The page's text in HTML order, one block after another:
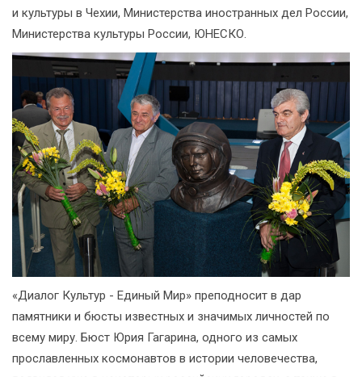
и культуры в Чехии, Министерства иностранных дел России,
Министерства культуры России, ЮНЕСКО.
«Диалог Культур - Единый Мир» преподносит в дар
памятники и бюсты известных и значимых личностей по
всему миру. Бюст Юрия Гагарина, одного из самых
прославленных космонавтов в истории человечества,